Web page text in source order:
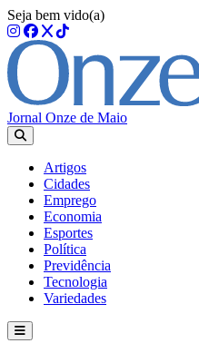
Seja bem vido(a)
Jornal Onze de Maio
Artigos
Cidades
Emprego
Economia
Esportes
Política
Previdência
Tecnologia
Variedades